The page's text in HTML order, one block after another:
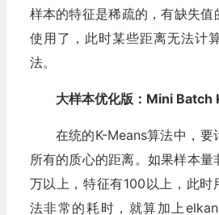
样本的特征是稀疏的，有缺失值
使用了，此时某些距离无法计
法。
大样本优化版：Mini Batch
在统的K-Means算法中，要
所有的质心的距离。如果样本量
万以上，特征有100以上，此时
法非常的耗时，就算加上